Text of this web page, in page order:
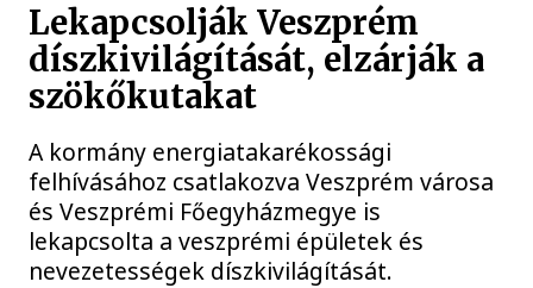
Lekapcsolják Veszprém
díszkivilágítását, elzárják a
szökőkutakat
A kormány energiatakarékossági
felhívásához csatlakozva Veszprém városa
és Veszprémi Főegyházmegye is
lekapcsolta a veszprémi épületek és
nevezetességek díszkivilágítását.